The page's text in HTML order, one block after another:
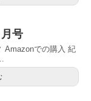
号
Amazonでの購入 紀